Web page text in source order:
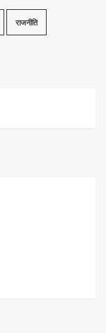
राजनीति